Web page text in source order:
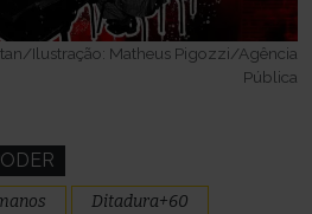
Ilustração: Matheus Pigozzi/Agência
Pública
Ditadura+60